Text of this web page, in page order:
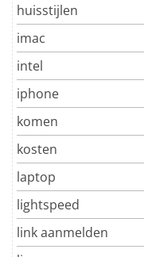
huisstijlen
imac
intel
iphone
komen
kosten
laptop
lightspeed
link aanmelden